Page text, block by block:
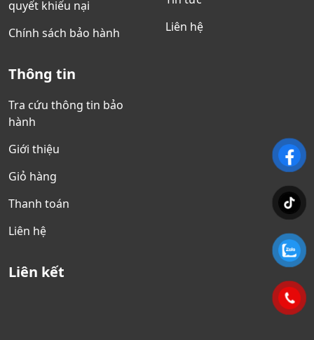
quyết khiếu nại
Chính sách bảo hành
Liên hệ
Thông tin
Tra cứu thông tin bảo
hành
Giới thiệu
Giỏ hàng
Thanh toán
Liên hệ
Liên kết